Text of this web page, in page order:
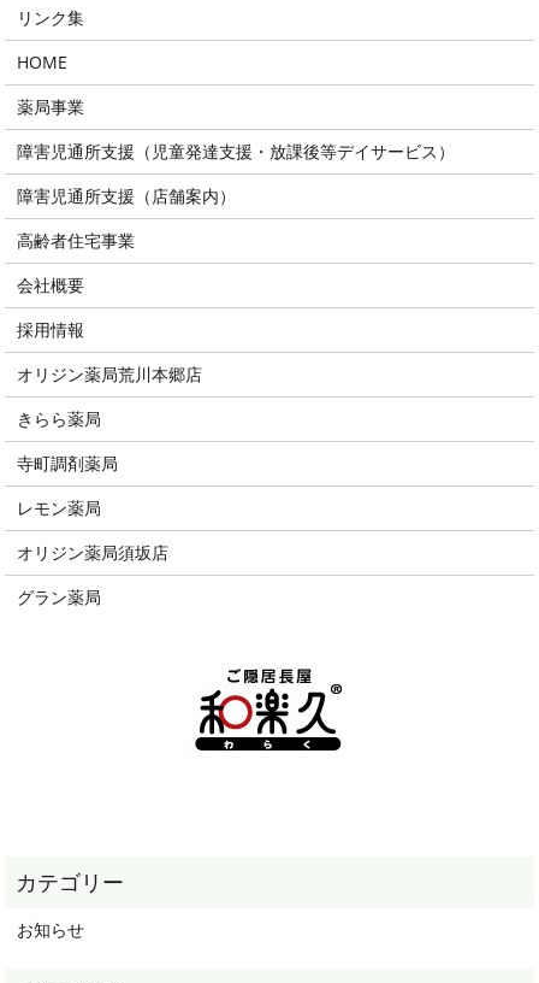
リンク集
HOME
薬局事業
障害児通所支援（児童発達支援・放課後等デイサービス）
障害児通所支援（店舗案内）
高齢者住宅事業
会社概要
採用情報
オリジン薬局荒川本郷店
きらら薬局
寺町調剤薬局
レモン薬局
オリジン薬局須坂店
グラン薬局
お知らせ